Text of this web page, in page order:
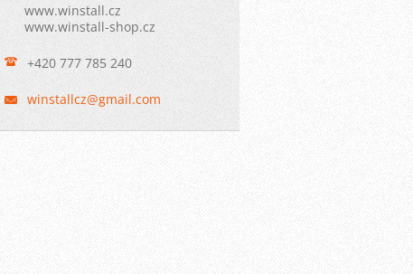
www.winstall.cz
www.winstall-shop.cz
+420 777 785 240
winstallcz@gmail.com